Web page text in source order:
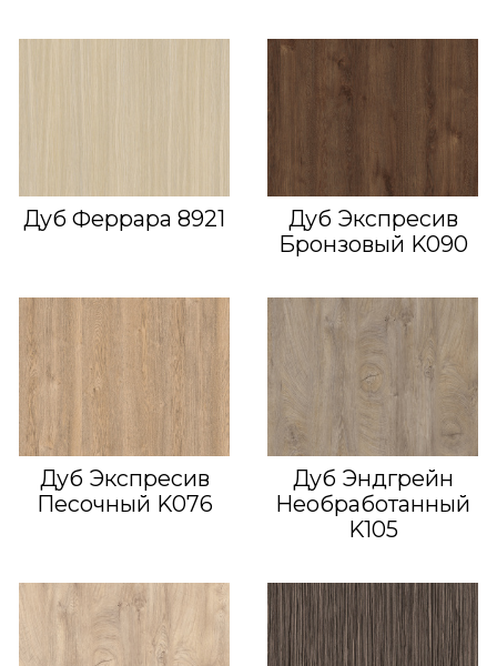
Дуб Феррара 8921
Дуб Экспресив
Бронзовый K090
Дуб Экспресив
Песочный K076
Дуб Эндгрейн
Необработанный
K105